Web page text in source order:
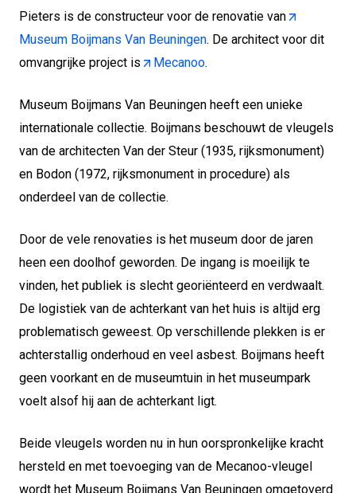
Pieters is de constructeur voor de renovatie van
Museum Boijmans Van Beuningen. De architect voor dit
omvangrijke project is
Mecanoo.
Museum Boijmans Van Beuningen heeft een unieke
internationale collectie. Boijmans beschouwt de vleugels
van de architecten Van der Steur (1935, rijksmonument)
en Bodon (1972, rijksmonument in procedure) als
onderdeel van de collectie.
Door de vele renovaties is het museum door de jaren
heen een doolhof geworden. De ingang is moeilijk te
vinden, het publiek is slecht georiënteerd en verdwaalt.
De logistiek van de achterkant van het huis is altijd erg
problematisch geweest. Op verschillende plekken is er
achterstallig onderhoud en veel asbest. Boijmans heeft
geen voorkant en de museumtuin in het museumpark
voelt alsof hij aan de achterkant ligt.
Beide vleugels worden nu in hun oorspronkelijke kracht
hersteld en met toevoeging van de Mecanoo-vleugel
wordt het Museum Boijmans Van Beuningen omgetoverd